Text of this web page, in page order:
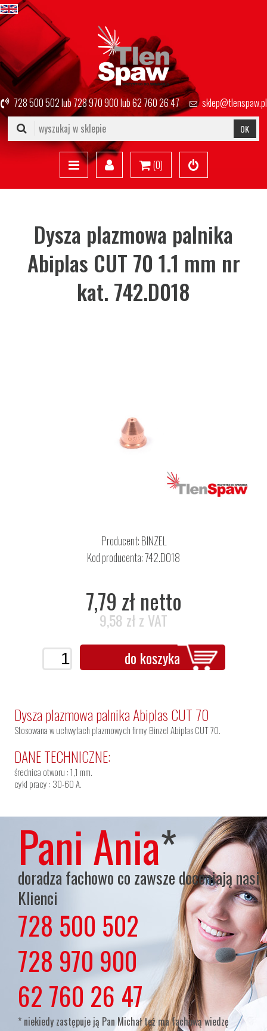
728 500 502lub728 970 900lub62 760 26 47 sklep@tlenspaw.pl
OK
(0)
Dysza plazmowa palnika
Abiplas CUT 70 1.1 mm nr
kat. 742.D018
Producent:BINZEL
Kod producenta: 742.D018
7,79 zł netto
9,58 zł z VAT
do koszyka
Dysza plazmowa palnika Abiplas CUT 70
Stosowana w uchwytach plazmowych firmy Binzel Abiplas CUT 70.
DANE TECHNICZNE:
średnica otworu : 1,1 mm.
cykl pracy : 30-60 A.
Pani Ania*
doradza fachowo co zawsze doceniają nasi
Klienci
728 500 502
lub
728 970 900
lub
62 760 26 47
* niekiedy zastępuje ją Pan Michał też ma fachową wiedzę